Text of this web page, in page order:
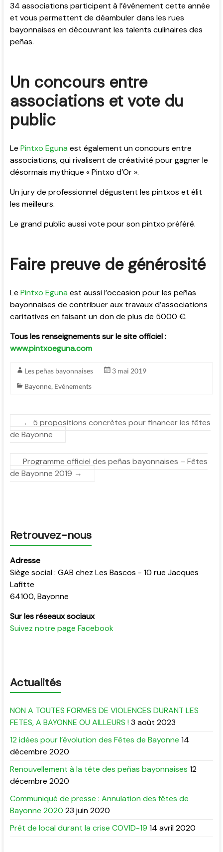
34 associations participent à l’événement cette année
et vous permettent de déambuler dans les rues
bayonnaises en découvrant les talents culinaires des
peñas.
Un concours entre
associations et vote du
public
Le Pintxo Eguna est également un concours entre
associations, qui rivalisent de créativité pour gagner le
désormais mythique « Pintxo d’Or ».
Un jury de professionnel dégustent les pintxos et élit
les meilleurs.
Le grand public aussi vote pour son pintxo préféré.
Faire preuve de générosité
Le Pintxo Eguna est aussi l’occasion pour les peñas
bayonnaises de contribuer aux travaux d’associations
caritatives en faisant un don de plus de 5000 €.
Tous les renseignements sur le site officiel :
www.pintxoeguna.com
Les peñas bayonnaises
3 mai 2019
Bayonne, Evénements
← 5 propositions concrètes pour financer les fêtes
de Bayonne
Programme officiel des peñas bayonnaises – Fêtes
de Bayonne 2019 →
Retrouvez-nous
Adresse
Siège social : GAB chez Les Bascos - 10 rue Jacques
Lafitte
64100, Bayonne
Sur les réseaux sociaux
Suivez notre page Facebook
Actualités
NON A TOUTES FORMES DE VIOLENCES DURANT LES
FETES, A BAYONNE OU AILLEURS ! 3 août 2023
12 idées pour l’évolution des Fêtes de Bayonne 14
décembre 2020
Renouvellement à la tête des peñas bayonnaises 12
décembre 2020
Communiqué de presse : Annulation des fêtes de
Bayonne 2020 23 juin 2020
Prêt de local durant la crise COVID-19 14 avril 2020